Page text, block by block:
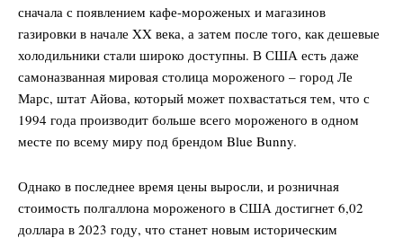
сначала с появлением кафе-мороженых и магазинов
газировки в начале XX века, а затем после того, как дешевые
холодильники стали широко доступны. В США есть даже
самоназванная мировая столица мороженого – город Ле
Марс, штат Айова, который может похвастаться тем, что с
1994 года производит больше всего мороженого в одном
месте по всему миру под брендом Blue Bunny.
Однако в последнее время цены выросли, и розничная
стоимость полгаллона мороженого в США достигнет 6,02
доллара в 2023 году, что станет новым историческим